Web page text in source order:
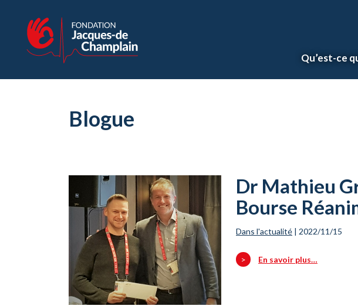
Qu’est-ce
Blogue
Dr Mathieu
Bourse
Dans l'actualité | 2022/11/15
> En savoir plus…